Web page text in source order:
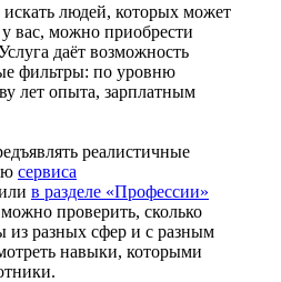
людей, которых может
у вас, можно приобрести
даёт возможность
фильтры: по уровню
лет опыта, зарплатным
реалистичные
сервиса
в разделе «Профессии»
проверить, сколько
из разных сфер и с разным
навыки, которыми